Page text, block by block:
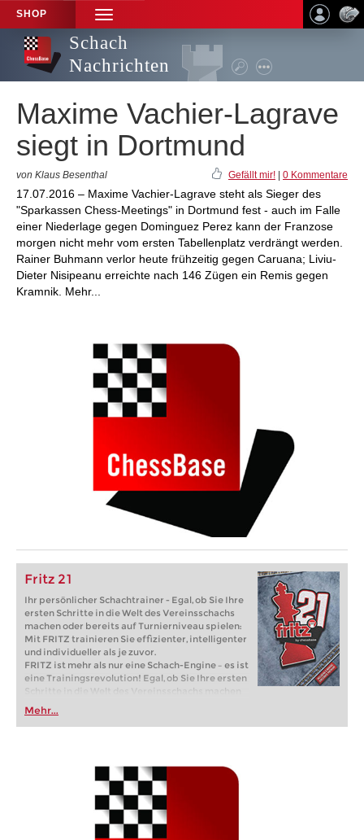
SHOP
TOGGLE
NAVIGATION
Schach
Nachrichten
Maxime Vachier-Lagrave
siegt in Dortmund
von Klaus Besenthal Gefällt mir! 0 Kommentare
17.07.2016 – Maxime Vachier-Lagrave steht als Sieger des
"Sparkassen Chess-Meetings" in Dortmund fest - auch im Falle
einer Niederlage gegen Dominguez Perez kann der Franzose
morgen nicht mehr vom ersten Tabellenplatz verdrängt werden.
Rainer Buhmann verlor heute frühzeitig gegen Caruana; Liviu-
Dieter Nisipeanu erreichte nach 146 Zügen ein Remis gegen
Kramnik. Mehr...
Fritz 21
Ihr persönlicher Schachtrainer - Egal, ob Sie Ihre
ersten Schritte in die Welt des Vereinsschachs
machen oder bereits auf Turnierniveau spielen:
Mit FRITZ trainieren Sie effizienter, intelligenter
und individueller als je zuvor.
FRITZ ist mehr als nur eine Schach-Engine – es ist
eine Trainingsrevolution! Egal, ob Sie Ihre ersten
Schritte in die Welt des Vereinsschachs machen
oder bereits auf Turnierniveau spielen: Mit
FRITZ trainieren Sie effizienter, intelligenter und
individueller als je zuvor.
Mehr...